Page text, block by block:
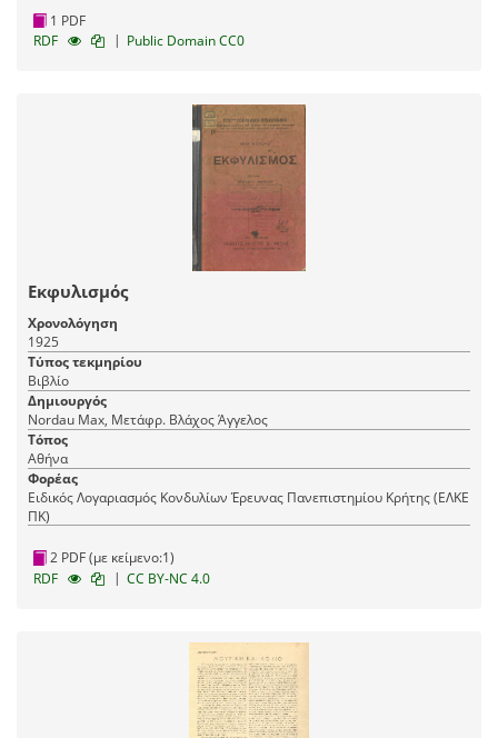
1 PDF
RDF
| Public Domain CC0
Εκφυλισμός
Χρονολόγηση
1925
Τύπος τεκμηρίου
Βιβλίο
Δημιουργός
Nordau Max, Μετάφρ. Βλάχος Άγγελος
Τόπος
Αθήνα
Φορέας
Ειδικός Λογαριασμός Κονδυλίων Έρευνας Πανεπιστημίου Κρήτης (ΕΛΚΕ
ΠΚ)
2 PDF (με κείμενο:1)
RDF
| CC BY-NC 4.0